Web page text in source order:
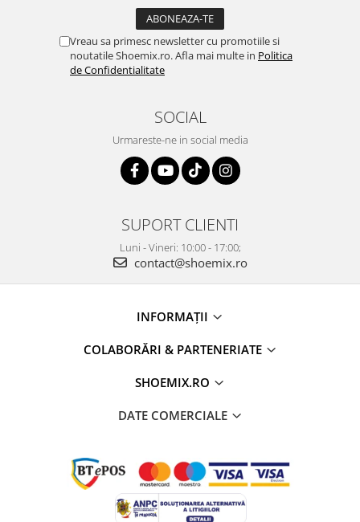
Vreau sa primesc newsletter cu promotiile si
noutatile Shoemix.ro. Afla mai multe in Politica
de Confidentialitate
SOCIAL
Urmareste-ne in social media
SUPORT CLIENTI
Luni - Vineri: 10:00 - 17:00;
contact@shoemix.ro
INFORMAȚII
COLABORĂRI & PARTENERIATE
SHOEMIX.RO
DATE COMERCIALE